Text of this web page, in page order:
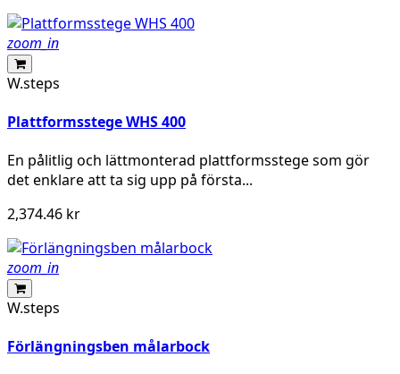
zoom_in
W.steps
Plattformsstege WHS 400
En pålitlig och lättmonterad plattformsstege som gör
det enklare att ta sig upp på första...
2,374.46 kr
zoom_in
W.steps
Förlängningsben målarbock